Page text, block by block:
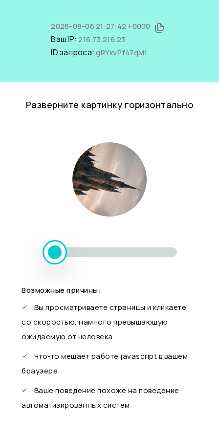
2026-08-06 21:27:42 +0000
Ваш IP:216.73.216.23
ID запроса:gRYkvPf47qM1
Разверните картинку горизонтально
Возможные причины:
Вы просматриваете страницы и кликаете
со скоростью, намного превышающую
ожидаемую от человека
Что-то мешает работе javascript в вашем
браузере
Ваше поведение похоже на поведение
автоматизированных систем